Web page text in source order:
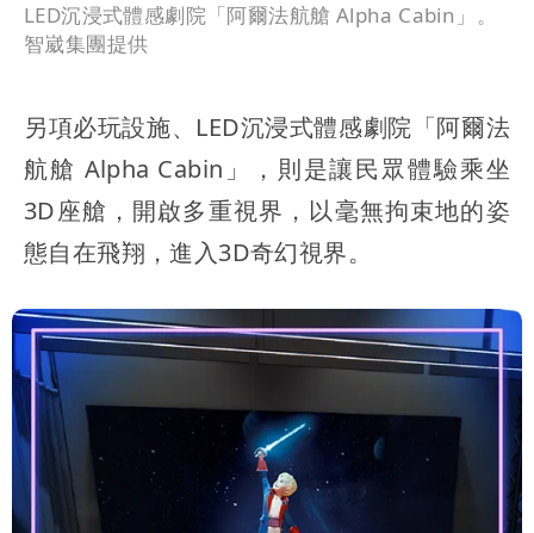
LED沉浸式體感劇院「阿爾法航艙 Alpha Cabin」。
智崴集團提供
另項必玩設施、LED沉浸式體感劇院「阿爾法
航艙 Alpha Cabin」，則是讓民眾體驗乘坐
3D座艙，開啟多重視界，以毫無拘束地的姿
態自在飛翔，進入3D奇幻視界。